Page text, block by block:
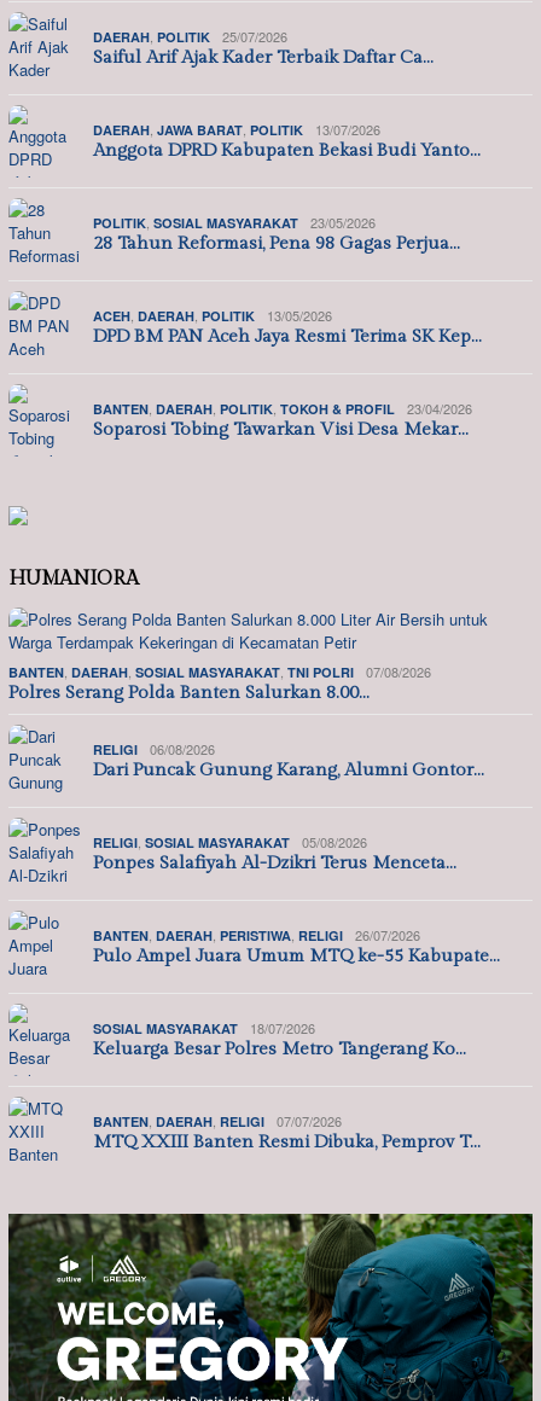
DAERAH, POLITIK 25/07/2026
Saiful Arif Ajak Kader Terbaik Daftar Ca…
DAERAH, JAWA BARAT, POLITIK 13/07/2026
Anggota DPRD Kabupaten Bekasi Budi Yanto…
POLITIK, SOSIAL MASYARAKAT 23/05/2026
28 Tahun Reformasi, Pena 98 Gagas Perjua…
ACEH, DAERAH, POLITIK 13/05/2026
DPD BM PAN Aceh Jaya Resmi Terima SK Kep…
BANTEN, DAERAH, POLITIK, TOKOH & PROFIL 23/04/2026
Soparosi Tobing Tawarkan Visi Desa Mekar…
HUMANIORA
BANTEN DAERAH SOSIAL MASYARAKAT TNI POLRI 07/08/2026
Polres Serang Polda Banten Salurkan 8.00…
RELIGI 06/08/2026
Dari Puncak Gunung Karang, Alumni Gontor…
RELIGI SOSIAL MASYARAKAT 05/08/2026
Ponpes Salafiyah Al-Dzikri Terus Menceta…
BANTEN DAERAH PERISTIWA RELIGI 26/07/2026
Pulo Ampel Juara Umum MTQ ke-55 Kabupate…
SOSIAL MASYARAKAT 18/07/2026
Keluarga Besar Polres Metro Tangerang Ko…
BANTEN DAERAH RELIGI 07/07/2026
MTQ XXIII Banten Resmi Dibuka, Pemprov T…